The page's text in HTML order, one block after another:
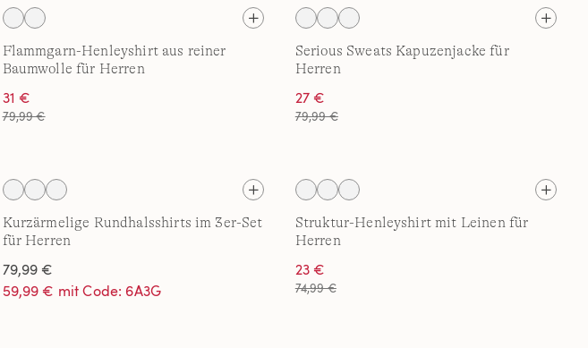
Flammgarn-Henleyshirt aus reiner
Baumwolle für Herren
31 €
79,99 €
Serious Sweats Kapuzenjacke für
Herren
27 €
79,99 €
Kurzärmelige Rundhalsshirts im 3er-Set
für Herren
79,99 €
59,99 € mit Code: 6A3G
Struktur-Henleyshirt mit Leinen für
Herren
23 €
74,99 €